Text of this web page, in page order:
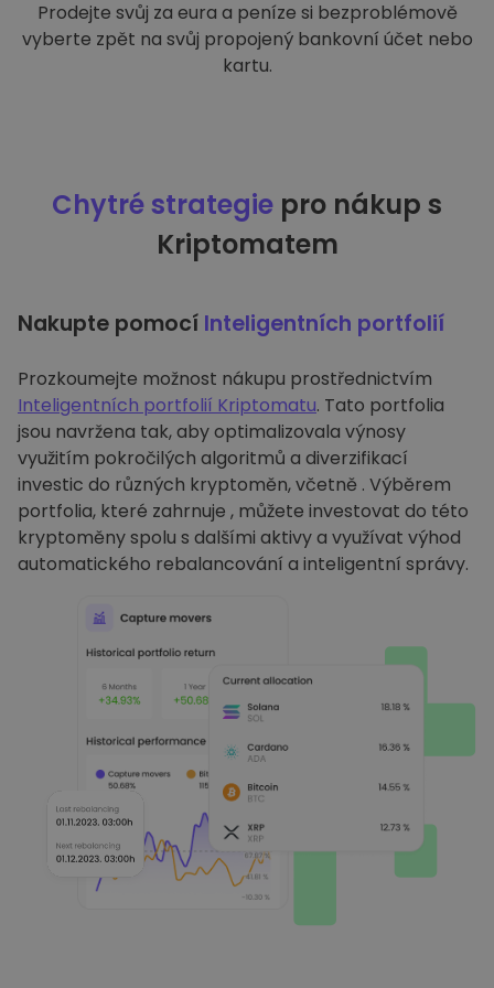
Prodejte svůj za eura a peníze si bezproblémově
vyberte zpět na svůj propojený bankovní účet nebo
kartu.
Chytré strategie pro nákup s
Kriptomatem
Nakupte pomocí Inteligentních portfolií
Prozkoumejte možnost nákupu prostřednictvím
Inteligentních portfolií Kriptomatu. Tato portfolia
jsou navržena tak, aby optimalizovala výnosy
využitím pokročilých algoritmů a diverzifikací
investic do různých kryptoměn, včetně . Výběrem
portfolia, které zahrnuje , můžete investovat do této
kryptoměny spolu s dalšími aktivy a využívat výhod
automatického rebalancování a inteligentní správy.